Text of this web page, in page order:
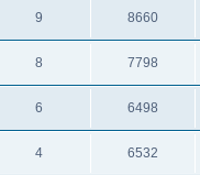
9 8660
8 7798
6 6498
4 6532